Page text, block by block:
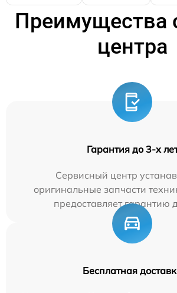
Преимущества
центра
Гарантия до 3-х
Сервисный центр
оригинальные запчасти
предоставляет гарантию
Бесплатная